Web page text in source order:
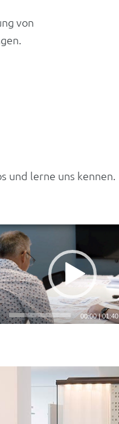
von
und lerne uns kennen.
00:00|01:40